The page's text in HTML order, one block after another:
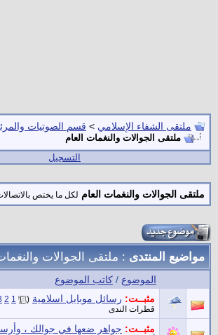
ملتقى الشفاء الإسلامي > قسم الصوتيات
ملتقى الجوالات والنغمات العام
التسجيل
ملتقى الجوالات والنغمات العام لكل ما يختص
مواضيع المنتدى: ملتقى الجوالات
الموضوع / كاتب الموضوع
مثبــت: رسائل موبايل اسلامية (
1
2
قطرات الندى
مثبــت: جواهر ضعها في جوالك ،